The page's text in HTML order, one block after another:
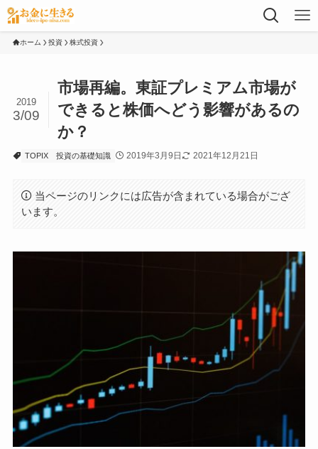
ホーム 投資 株式投資
市場再編。東証プレミアム市場が
できると株価へどう影響があるの
か？
2019
3/09
TOPIX 投資の基礎知識 2019年3月9日 2021年12月21日
当ページのリンクには広告が含まれている場合がござ
います。